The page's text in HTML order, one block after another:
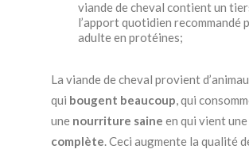
viande de cheval contient un
l’apport quotidien recommandé
adulte en protéines;
La viande de cheval provient
qui bougent beaucoup, qui
une nourriture saine en qui vient une
complète. Ceci augmente la qualité